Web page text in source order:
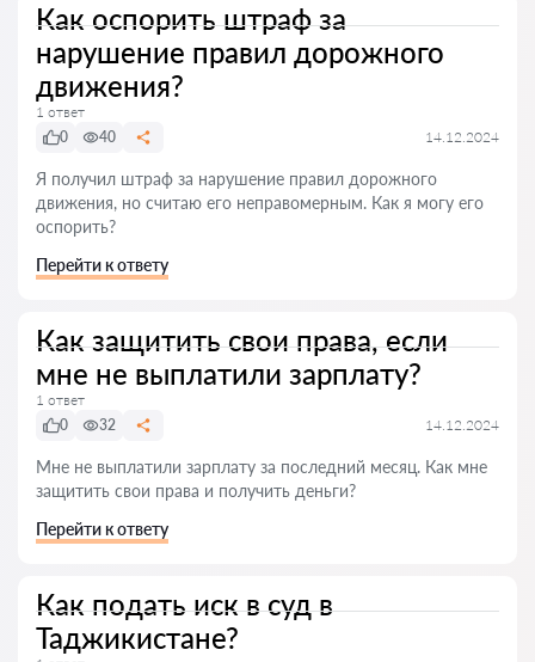
Как оспорить штраф за
нарушение правил дорожного
движения?
1 ответ
0
40 14.12.2024
Я получил штраф за нарушение правил дорожного
движения, но считаю его неправомерным. Как я могу его
оспорить?
Перейти к ответу
Как защитить свои права, если
мне не выплатили зарплату?
1 ответ
0
32 14.12.2024
Мне не выплатили зарплату за последний месяц. Как мне
защитить свои права и получить деньги?
Перейти к ответу
Как подать иск в суд в
Таджикистане?